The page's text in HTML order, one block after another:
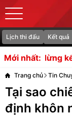
Lịch thi đấu Kết quả
Mới nhất:chiêu mộ
Trang chủ Tin
Tại sao
định khôn